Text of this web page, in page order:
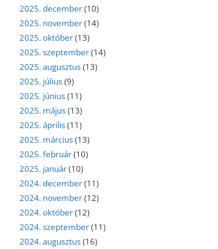
2025. december(10)
2025. november(14)
2025. október(13)
2025. szeptember(14)
2025. augusztus(13)
2025. július(9)
2025. június(11)
2025. május(13)
2025. április(11)
2025. március(13)
2025. február(10)
2025. január(10)
2024. december(11)
2024. november(12)
2024. október(12)
2024. szeptember(11)
2024. augusztus(16)